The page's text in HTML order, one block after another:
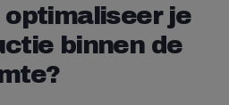
optimaliseer je
binnen de